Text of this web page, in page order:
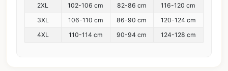
2XL
102-106 cm 82-86 cm
116-120 cm
3XL
106-110 cm 86-90 cm
120-124 cm
4XL
110-114 cm 90-94 cm 124-128 cm